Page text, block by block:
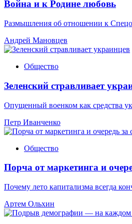
Война и к Родине любовь
Размышления об отношении к
Андрей Мановцев
Общество
Зеленский стравливает
Опущенный военком как средства
Петр Иванченко
Общество
Порча от маркетинга и
Почему лето капитализма всегда
Артем Ольхин